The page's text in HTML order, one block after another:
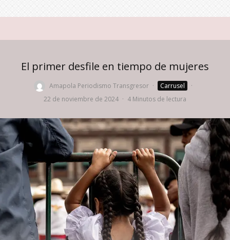
El primer desfile en tiempo de mujeres
Amapola Periodismo Transgresor · Carrusel
·
22 de noviembre de 2024 · 4 Minutos de lectura